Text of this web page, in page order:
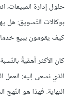
حلول إدارة المبيعات،
بوكالات التّسويق: هل
كيف يقومون ببيع
كان الأكثر أهمّيةً
الذي نسعى إليه: العمل
النهاية. فهذا هو